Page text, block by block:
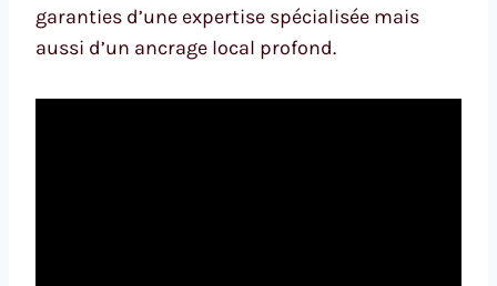
garanties d’une expertise spécialisée mais
aussi d’un ancrage local profond.